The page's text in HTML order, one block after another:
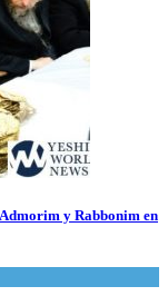
y Rabbonim en